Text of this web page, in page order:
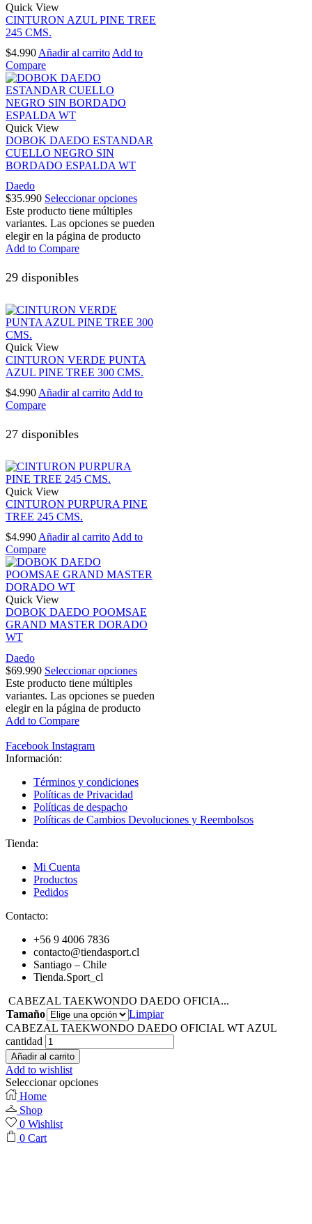
Quick View
CINTURON AZUL PINE TREE
245 CMS.
$4.990 Añadir al carrito Add to
Compare
Quick View
DOBOK DAEDO ESTANDAR
CUELLO NEGRO SIN
BORDADO ESPALDA WT
Daedo
$35.990 Seleccionar opciones
Este producto tiene múltiples
variantes. Las opciones se pueden
elegir en la página de producto
Add to Compare
29 disponibles
Quick View
CINTURON VERDE PUNTA
AZUL PINE TREE 300 CMS.
$4.990 Añadir al carrito Add to
Compare
27 disponibles
Quick View
CINTURON PURPURA PINE
TREE 245 CMS.
$4.990Añadir al carritoAdd to
Compare
Quick View
DOBOK DAEDO POOMSAE
GRAND MASTER DORADO
WT
Daedo
$69.990 Seleccionar opciones
Este producto tiene múltiples
variantes. Las opciones se pueden
elegir en la página de producto
Add to Compare
Facebook Instagram
Información:
Términos y condiciones
Políticas de Privacidad
Políticas de despacho
Políticas de Cambios Devoluciones y Reembolsos
Tienda:
Mi Cuenta
Productos
Pedidos
Contacto:
+56 9 4006 7836
contacto@tiendasport.cl
Santiago – Chile
Tienda.Sport_cl
CABEZAL TAEKWONDO DAEDO OFICIA...
Tamaño
Limpiar
CABEZAL TAEKWONDO DAEDO OFICIAL WT AZUL
cantidad
Añadir al carrito
Add to wishlist
Seleccionar opciones
Home
Shop
0 Wishlist
0 Cart